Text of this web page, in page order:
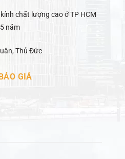
chất lượng cao ở TP HCM
năm
Thủ Đức
BÁO GIÁ